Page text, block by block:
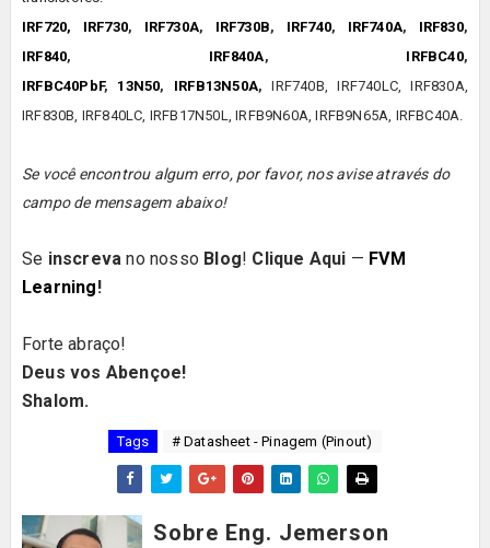
IRF720,
IRF730, IRF730A, IRF730B, IRF740, IRF740A, IRF830,
IRF840, IRF840A, IRFBC40,
IRFBC40PbF, 13N50, IRFB13N50A,
IRF740B, IRF740LC, IRF830A,
IRF830B, IRF840LC, IRFB17N50L, IRFB9N60A, IRFB9N65A, IRFBC40A.
Se você encontrou algum erro, por favor, nos avise através do
campo de mensagem abaixo!
Se inscreva no nosso Blog! Clique Aqui — FVM
Learning!
Forte abraço!
Deus vos Abençoe!
Shalom.
Tags # Datasheet - Pinagem (Pinout)
Sobre Eng. Jemerson